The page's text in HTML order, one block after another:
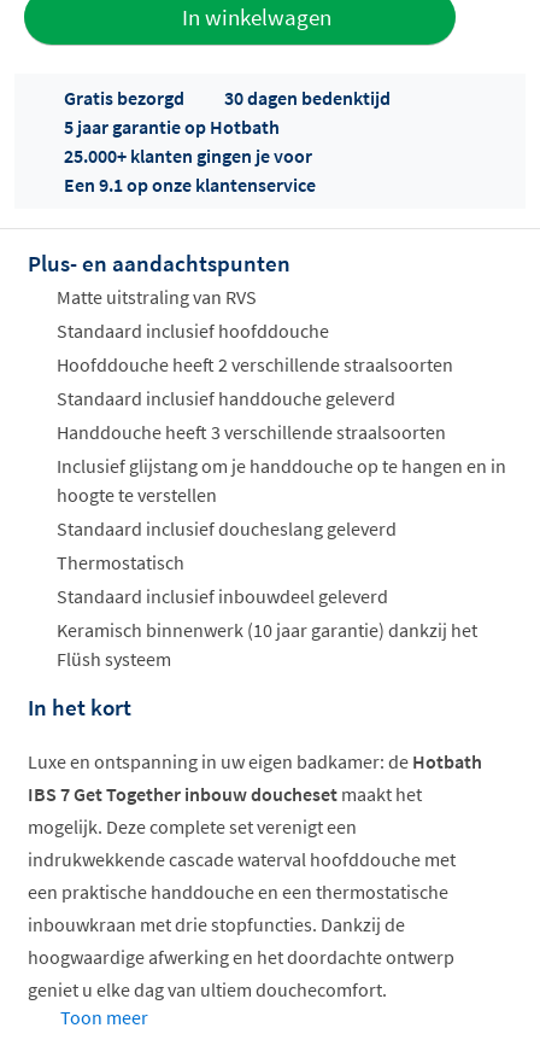
In winkelwagen
Offertes
ophalen...
Gratis bezorgd
30 dagen bedenktijd
5 jaar garantie op Hotbath
25.000+ klanten gingen je voor
Een 9.1 op onze klantenservice
Plus- en aandachtspunten
Matte uitstraling van RVS
Standaard inclusief hoofddouche
Hoofddouche heeft 2 verschillende straalsoorten
Standaard inclusief handdouche geleverd
Handdouche heeft 3 verschillende straalsoorten
Inclusief glijstang om je handdouche op te hangen en in
hoogte te verstellen
Standaard inclusief doucheslang geleverd
Thermostatisch
Standaard inclusief inbouwdeel geleverd
Keramisch binnenwerk (10 jaar garantie) dankzij het
Flüsh systeem
In het kort
Luxe en ontspanning in uw eigen badkamer: de Hotbath
IBS 7 Get Together inbouw doucheset maakt het
mogelijk. Deze complete set verenigt een
indrukwekkende cascade waterval hoofddouche met
een praktische handdouche en een thermostatische
inbouwkraan met drie stopfuncties. Dankzij de
hoogwaardige afwerking en het doordachte ontwerp
geniet u elke dag van ultiem douchecomfort.
Verkrijgbaar in chroom en geborsteld nikkel, past deze
Toon meer